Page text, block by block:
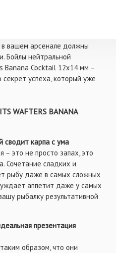
рукоять, и вот он –
Чтобы такие моменты
в вашем арсенале должны
Бойлы нейтральной
Banana Cocktail 12x14 мм –
успеха, который уже
WAFTERS BANANA
сводит карпа с ума
– это не просто запах, это
Сочетание сладких и
рыбу даже в самых сложных
аппетит даже у самых
рыбалку результативной
презентация
образом, что они